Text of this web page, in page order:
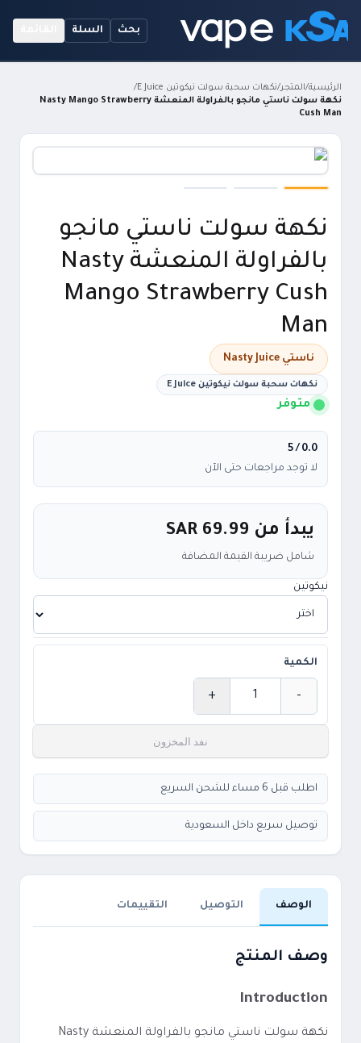
بحث السلة
الرئيسية/المتجر/نكهات سحبة سولت نيكوتين E Juice
/
نكهة سولت ناستي مانجو بالفراولة المنعشة Nasty Mango Strawberry
Cush Man
نكهة سولت ناستي مانجو
بالفراولة المنعشة Nasty
Mango Strawberry Cush
Man
ناستي Nasty Juice
نكهات سحبة سولت نيكوتين E Juice
متوفر
0.0
/ 5
لا توجد مراجعات حتى الآن
يبدأ من SAR 69.99
شامل ضريبة القيمة المضافة
نيكوتين
الكمية
-
+
نفد المخزون
اطلب قبل 6 مساء للشحن السريع
توصيل سريع داخل السعودية
الوصف التوصيل التقييمات
وصف المنتج
Introduction
نكهة سولت ناستي مانجو بالفراولة المنعشة Nasty